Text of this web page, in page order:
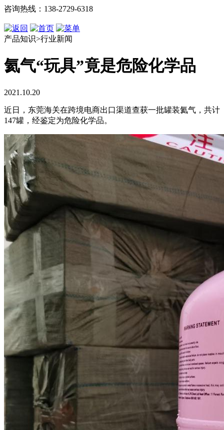
咨询热线：138-2729-6318
产品知识>行业新闻
氦气“玩具”竟是危险化学品
2021.10.20
近日，东莞海关在跨境电商出口渠道查获一批罐装氦气，共计
147罐，经鉴定为危险化学品。